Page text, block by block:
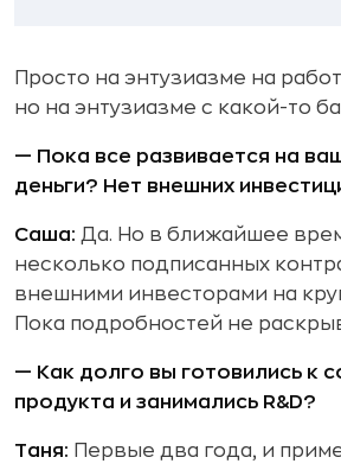
Просто на энтузиазме на
но на энтузиазме с какой-то
— Пока все развивается на
деньги? Нет внешних
Саша: Да. Но в ближайшее
несколько подписанных
внешними инвесторами на
Пока подробностей не
— Как долго вы готовились к
продукта и занимались R&D?
Таня: Первые два года, и